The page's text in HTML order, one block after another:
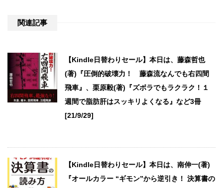
関連記事
【Kindle日替わりセール】本日は、藤森哲也
(著)『圧倒的破壊力！ 藤森流なんでも右四間
飛車』、栗原毅(著)『ズボラでもラクラク！１
週間で脂肪肝はスッキリよくなる』など3冊
[21/9/29]
【Kindle日替わりセール】本日は、南伸一(著)
『オールカラー “ギモン”から逆引き！ 決算書の